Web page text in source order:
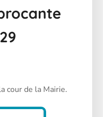
cour de la Mairie.